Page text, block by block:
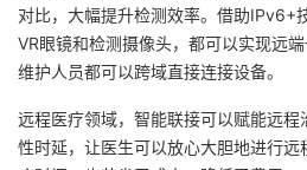
对比，大幅提升检测效率。借助IPv6+
VR眼镜和检测摄像头，都可以实现远
维护人员都可以跨域直接连接设备。
远程医疗领域，智能联接可以赋能远
性时延，让医生可以放心大胆地进行